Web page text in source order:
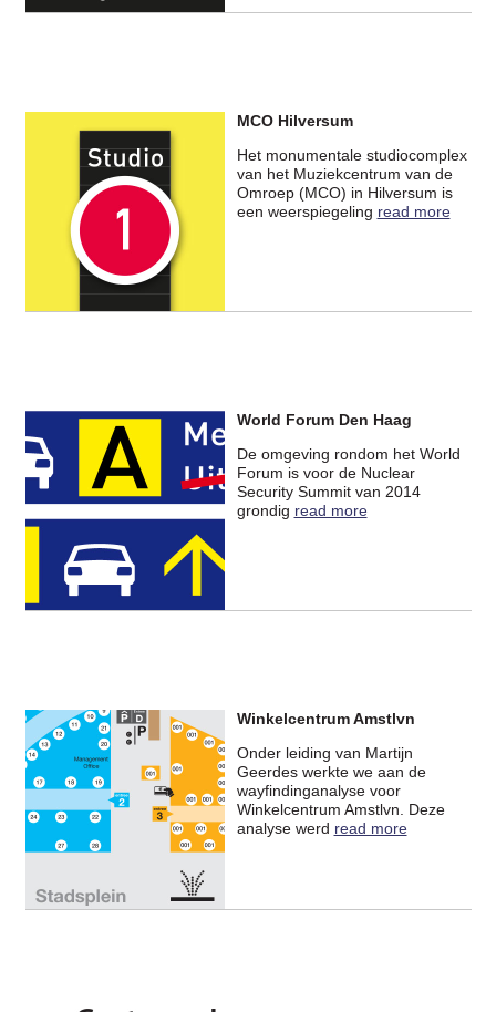
MCO Hilversum
Het monumentale studiocomplex
van het Muziekcentrum van de
Omroep (MCO) in Hilversum is
een weerspiegeling read more
World Forum Den Haag
De omgeving rondom het World
Forum is voor de Nuclear
Security Summit van 2014
grondig read more
Winkelcentrum Amstlvn
Onder leiding van Martijn
Geerdes werkte we aan de
wayfindinganalyse voor
Winkelcentrum Amstlvn. Deze
analyse werd read more